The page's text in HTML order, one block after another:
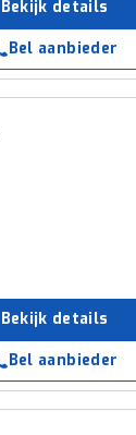
Bekijk details
Bel aanbieder
Bekijk details
Bel aanbieder